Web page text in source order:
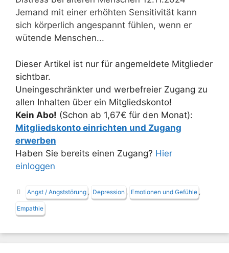
Jemand mit einer erhöhten Sensitivität kann
sich körperlich angespannt fühlen, wenn er
wütende Menschen...
Dieser Artikel ist nur für angemeldete Mitglieder
sichtbar.
Uneingeschränkter und werbefreier Zugang zu
allen Inhalten über ein Mitgliedskonto!
Kein Abo! (Schon ab 1,67€ für den Monat):
Mitgliedskonto einrichten und Zugang
erwerben
Haben Sie bereits einen Zugang? Hier
einloggen
Schlagwörter
Angst / Angststörung Depression Emotionen und Gefühle
Empathie